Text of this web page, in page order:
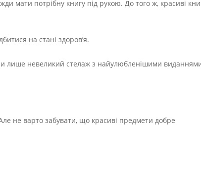
мати потрібну книгу під рукою. До того ж, красиві
на стані здоров’я.
лише невеликий стелаж з найулюбленішими
не варто забувати, що красиві предмети добре